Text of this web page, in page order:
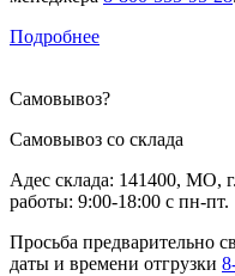
Подробнее
Самовывоз?
Самовывоз со склада
Адес склада: 141400, МО,
работы: 9:00-18:00 с пн-пт.
Просьба предварительно
даты и времени отгрузки